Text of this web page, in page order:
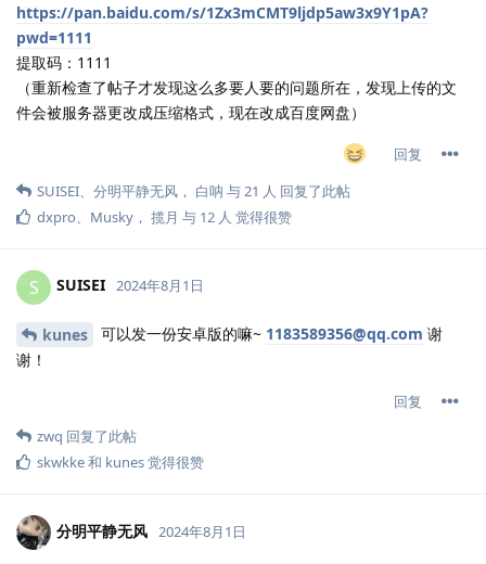
https://pan.baidu.com/s/1Zx3mCMT9ljdp5aw3x9Y1pA?
pwd=1111
提取码：1111
（重新检查了帖子才发现这么多要人要的问题所在，发现上传的文
件会被服务器更改成压缩格式，现在改成百度网盘）
回复
SUISEI
分明平静无风 ， 白呐 与 21 人 回复了此帖
dxpro
Musky ， 揽月 与 12 人 觉得很赞
S SUISEI 2024年8月1日
kunes 可以发一份安卓版的嘛~ 1183589356@qq.com 谢
谢！
回复
zwq 回复了此帖
skwkke和 kunes觉得很赞
分明平静无风 2024年8月1日